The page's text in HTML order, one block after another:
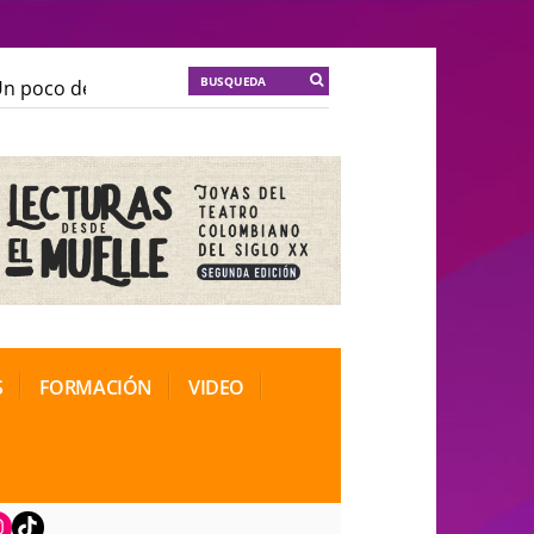
de locura para la cordura KT :: |
de Teatro Rosa
FORMACIÓN VIDEO
TikTok